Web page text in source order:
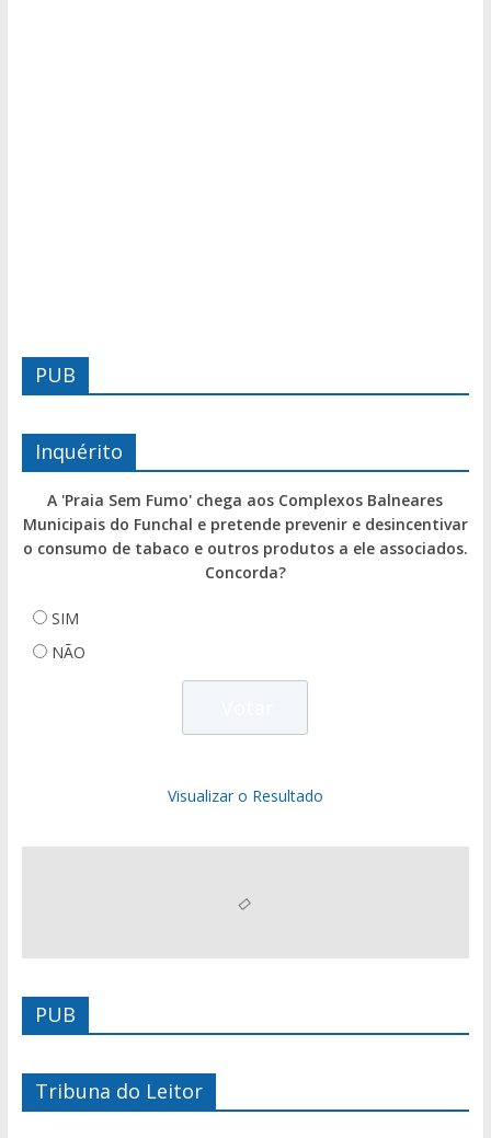
PUB
Inquérito
A 'Praia Sem Fumo' chega aos Complexos Balneares
Municipais do Funchal e pretende prevenir e desincentivar
o consumo de tabaco e outros produtos a ele associados.
Concorda?
SIM
NÃO
Visualizar o Resultado
PUB
Tribuna do Leitor